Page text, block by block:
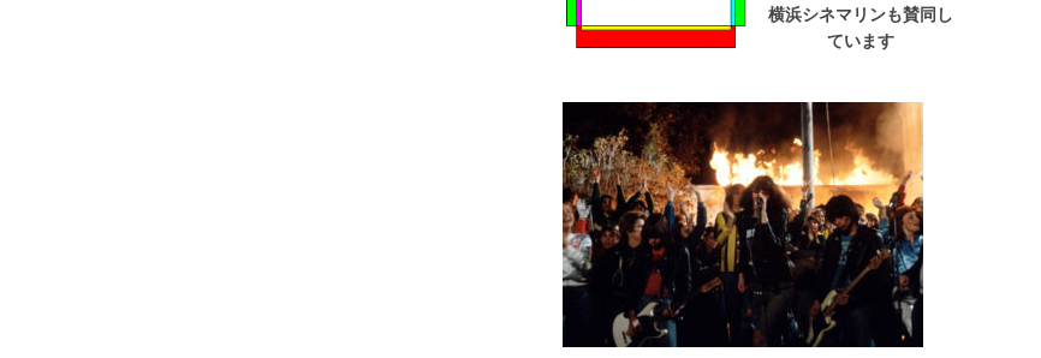
横浜シネマリンも賛同し
ています